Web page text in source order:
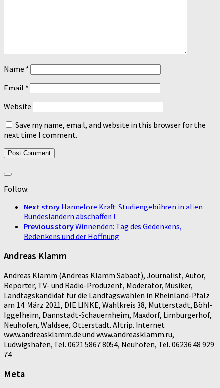
Name *
Email *
Website
Save my name, email, and website in this browser for the
next time I comment.
Follow:
Next story Hannelore Kraft: Studiengebühren in allen
Bundesländern abschaffen !
Previous storyWinnenden: Tag des Gedenkens,
Bedenkens und der Hoffnung
Andreas Klamm
Andreas Klamm (Andreas Klamm Sabaot), Journalist, Autor,
Reporter, TV- und Radio-Produzent, Moderator, Musiker,
Landtagskandidat für die Landtagswahlen in Rheinland-Pfalz
am 14. März 2021, DIE LINKE, Wahlkreis 38, Mutterstadt, Böhl-
Iggelheim, Dannstadt-Schauernheim, Maxdorf, Limburgerhof,
Neuhofen, Waldsee, Otterstadt, Altrip. Internet:
www.andreasklamm.de und www.andreasklamm.ru,
Ludwigshafen, Tel. 0621 5867 8054, Neuhofen, Tel. 06236 48 929
74
Meta